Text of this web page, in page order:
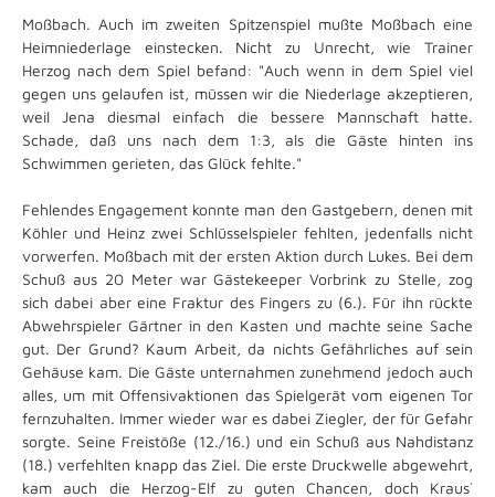
Moßbach. Auch im zweiten Spitzenspiel mußte Moßbach eine
Heimniederlage einstecken. Nicht zu Unrecht, wie Trainer
Herzog nach dem Spiel befand: "Auch wenn in dem Spiel viel
gegen uns gelaufen ist, müssen wir die Niederlage akzeptieren,
weil Jena diesmal einfach die bessere Mannschaft hatte.
Schade, daß uns nach dem 1:3, als die Gäste hinten ins
Schwimmen gerieten, das Glück fehlte."
Fehlendes Engagement konnte man den Gastgebern, denen mit
Köhler und Heinz zwei Schlüsselspieler fehlten, jedenfalls nicht
vorwerfen. Moßbach mit der ersten Aktion durch Lukes. Bei dem
Schuß aus 20 Meter war Gästekeeper Vorbrink zu Stelle, zog
sich dabei aber eine Fraktur des Fingers zu (6.). Für ihn rückte
Abwehrspieler Gärtner in den Kasten und machte seine Sache
gut. Der Grund? Kaum Arbeit, da nichts Gefährliches auf sein
Gehäuse kam. Die Gäste unternahmen zunehmend jedoch auch
alles, um mit Offensivaktionen das Spielgerät vom eigenen Tor
fernzuhalten. Immer wieder war es dabei Ziegler, der für Gefahr
sorgte. Seine Freistöße (12./16.) und ein Schuß aus Nahdistanz
(18.) verfehlten knapp das Ziel. Die erste Druckwelle abgewehrt,
kam auch die Herzog-Elf zu guten Chancen, doch Kraus`